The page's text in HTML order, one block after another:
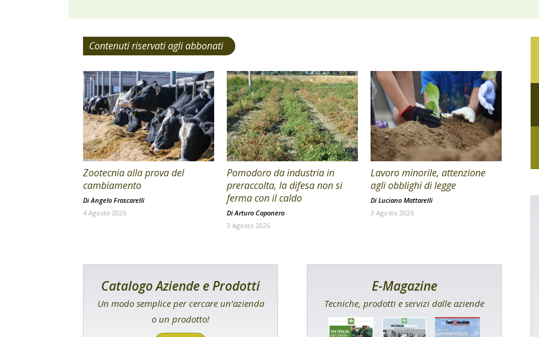
Contenuti riservati agli abbonati
Zootecnia alla prova del
cambiamento
Di Angelo Frascarelli
4 Agosto 2026
Pomodoro da industria in
preraccolta, la difesa non si
ferma con il caldo
Di Arturo Caponero
3 Agosto 2026
Lavoro minorile, attenzione
agli obblighi di legge
Di Luciano Mattarelli
3 Agosto 2026
Catalogo Aziende e Prodotti
Un modo semplice per cercare un’azienda
o un prodotto!
E-Magazine
Tecniche, prodotti e servizi dalle aziende